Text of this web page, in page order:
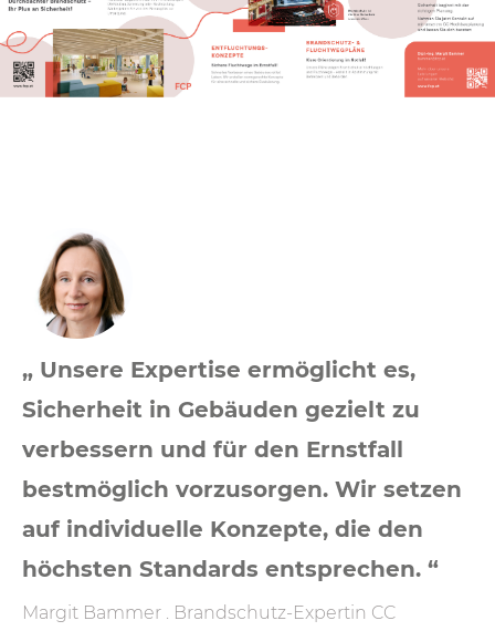
„ Unsere Expertise ermöglicht es,
Sicherheit in Gebäuden gezielt zu
verbessern und für den Ernstfall
bestmöglich vorzusorgen. Wir setzen
auf individuelle Konzepte, die den
höchsten Standards entsprechen. “
Margit Bammer . Brandschutz-Expertin CC